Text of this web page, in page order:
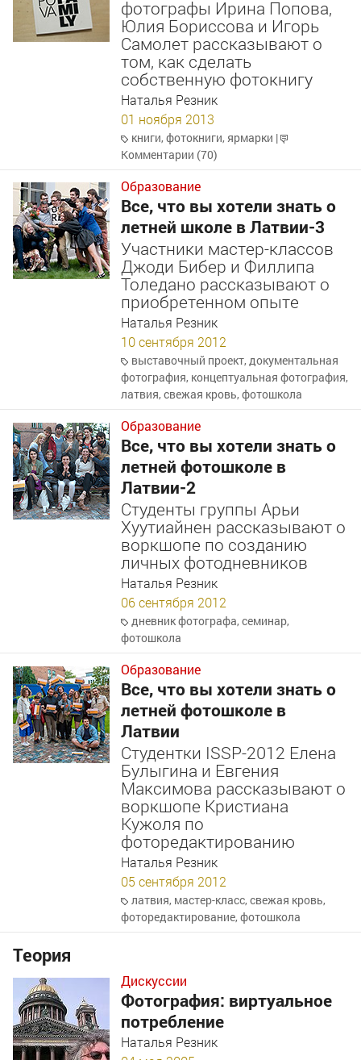
фотографы Ирина Попова,
Юлия Бориссова и Игорь
Самолет рассказывают о
том, как сделать
собственную фотокнигу
Наталья Резник
01 ноября 2013
книги,фотокниги,ярмарки |
Комментарии (70)
Образование
Все, что вы хотели знать о
летней школе в Латвии-3
Участники мастер-классов
Джоди Бибер и Филлипа
Толедано рассказывают о
приобретенном опыте
Наталья Резник
10 сентября 2012
выставочный проект,документальная
фотография, концептуальная фотография,
латвия,свежая кровь,фотошкола
Образование
Все, что вы хотели знать о
летней фотошколе в
Латвии-2
Студенты группы Арьи
Хуутиайнен рассказывают о
воркшопе по созданию
личных фотодневников
Наталья Резник
06 сентября 2012
дневник фотографа,семинар,
фотошкола
Образование
Все, что вы хотели знать о
летней фотошколе в
Латвии
Студентки ISSP-2012 Елена
Булыгина и Евгения
Максимова рассказывают о
воркшопе Кристиана
Кужоля по
фоторедактированию
Наталья Резник
05 сентября 2012
латвия, мастер-класс,свежая кровь,
фоторедактирование,фотошкола
Теория
Дискуссии
Фотография: виртуальное
потребление
Наталья Резник